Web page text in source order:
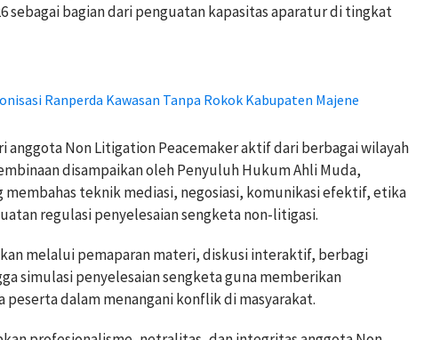
sebagai bagian dari penguatan kapasitas aparatur di tingkat
Ranperda Kawasan Tanpa Rokok Kabupaten Majene
anggota Non Litigation Peacemaker aktif dari berbagai wilayah
disampaikan oleh Penyuluh Hukum Ahli Muda,
membahas teknik mediasi, negosiasi, komunikasi efektif, etika
regulasi penyelesaian sengketa non-litigasi.
melalui pemaparan materi, diskusi interaktif, berbagi
simulasi penyelesaian sengketa guna memberikan
peserta dalam menangani konflik di masyarakat.